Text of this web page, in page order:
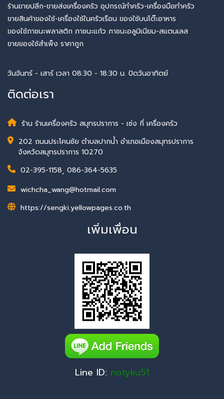
ร้านขายปลีก-ขายส่งเครื่องครัว อุปกรณ์ทำครัว-เครื่องมือทำครัว
ขายสินค้าของใช้-เครื่องใช้ในครัวเรือน ของใช้บนโต๊ะอาหาร
ของใช้ภาชนะพลาสติก ภาชนะแก้ว ภาชนะอลูมิเนียม-สแตนเลส
ขายของใช้สำเพ็ง ราคาถูก
วันจันทร์ - เสาร์ เวลา 08:30 - 18:30 น. ปิดวันอาทิตย์
ติดต่อเรา
ร้าน ร้านเครื่องครัว สมุทรปราการ - เซ่ง กี่ เครื่องครัว
202 ถนนประโคนชัย ตำบลปากน้ำ อำเภอเมืองสมุทรปราการ
จังหวัดสมุทรปราการ 10270
02-395-1158, 086-364-5635
wichcha_wang@hotmail.com
https://sengki.yellowpages.co.th
เพิ่มเพื่อน
Line ID: notyku51